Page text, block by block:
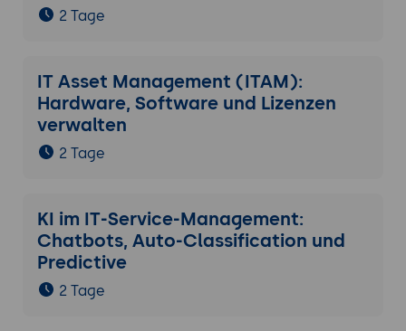
2 Tage
IT Asset Management (ITAM):
Hardware, Software und Lizenzen
verwalten
2 Tage
KI im IT-Service-Management:
Chatbots, Auto-Classification und
Predictive
2 Tage